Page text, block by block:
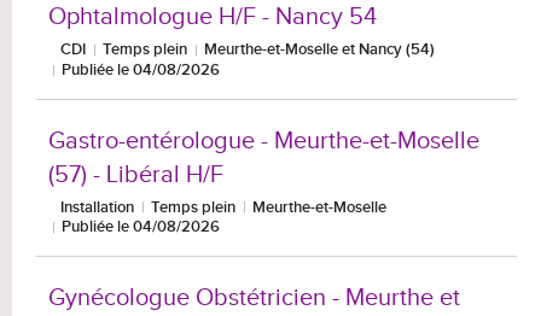
Ophtalmologue H/F - Nancy 54
CDI Temps plein
Meurthe-et-Moselle et Nancy (54)
Publiée le 04/08/2026
Gastro-entérologue - Meurthe-et-Moselle
(57) - Libéral H/F
Installation Temps plein
Meurthe-et-Moselle
Publiée le 04/08/2026
Gynécologue Obstétricien - Meurthe et